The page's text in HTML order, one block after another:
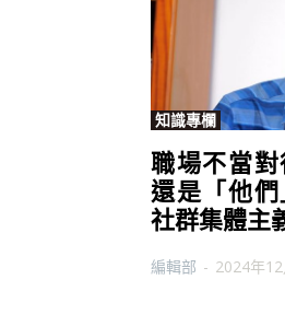
知識專欄
職場不當對
還是「他
社群集體主
編輯部 - 2024年